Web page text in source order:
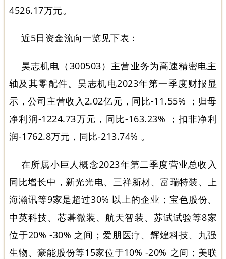
4526.17万元。
近5日资金流向一览见下表：
昊志机电（300503）主营业务为高速精密电主
轴及其零配件。昊志机电2023年第一季度财报显
示，公司主营收入2.02亿元，同比-11.55% ；归母
净利润-1224.73万元，同比-163.23% ；扣非净利
润-1762.8万元，同比-213.74% 。
在所属小巨人概念2023年第二季度营业总收入
同比增长中，新光光电、三祥新材、富瑞特装、上
海瀚讯等9家是超过30% 以上的企业；宝色股份、
中英科技、芯碁微装、航天智装、苏试试验等8家
位于20% -30% 之间；爱朋医疗、辉煌科技、九强
生物、豪能股份等15家位于10% -20% 之间；美联